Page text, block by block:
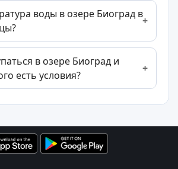
воды в озере Биоград в
в озере Биоград и
есть условия?